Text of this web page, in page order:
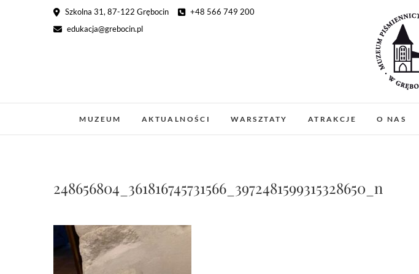
Szkolna 31, 87-122 Grębocin
+48 566 749 200
edukacja@grebocin.pl
Muzeum
MUZEUM AKTUALNOŚCI WARSZTATY ATRAKCJE O NAS
248656804_361816745731566_3972481599315328650_n